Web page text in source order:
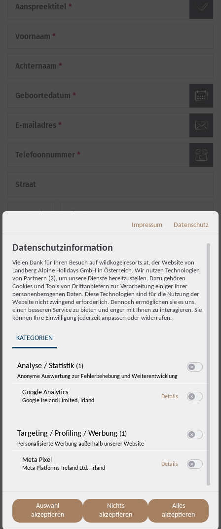
Aanspreektitel *
Voornaam *
Achternaam *
Geboortedatum *
E-mailadres*
Telefoonnummer*
Straat
Postcode Plaats
Land
Aanvullende opmerkingen
Wildkogel Resorts en ga akkoord met de verwerking
privacyverklaring van Wildkogel Resorts. Ik kan mijn
toekomst intrekken (bijvoorbeeld door me af te
Impressum Datenschutz
Datenschutzinformation
Vielen Dank für Ihren Besuch auf wildkogelresorts.at, der Website von
Landberg Alpine Holidays GmbH in Österreich. Wir nutzen Technologien
von Partnern (2), um unsere Dienste bereitzustellen. Dazu gehören
Cookies und Tools von Drittanbietern zur Verarbeitung einiger Ihrer
personenbezogenen Daten. Diese Technologien sind für die Nutzung der
Website nicht zwingend erforderlich. Dennoch ermöglichen sie es uns,
einen besseren Service zu bieten und enger mit Ihnen zu interagieren. Sie
können Ihre Einwilligung jederzeit anpassen oder widerrufen.
KATEGORIEN
Analyse / Statistik (1)
Anonyme Auswertung zur Fehlerbehebung und Weiterentwicklung
Google Analytics
Google Ireland Limited, Irland
Details zu Google
Targeting / Profiling / Werbung (1)
Personalisierte Werbung außerhalb unserer Website
Meta Pixel
Meta Platforms Ireland Ltd., Irland
Details zu Meta Pixel
Auswahl
akzeptieren
Nichts
akzeptieren
Alles
akzeptieren